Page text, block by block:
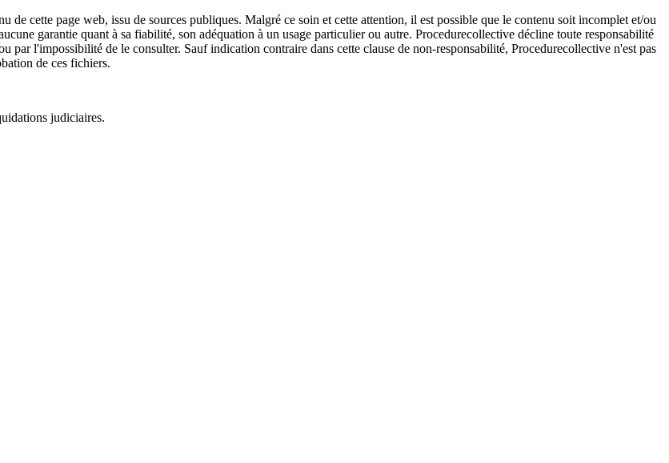
de cette page web, issu de sources publiques. Malgré ce soin et cette attention, il est possible que le contenu soit incomplet et/ou
garantie quant à sa fiabilité, son adéquation à un usage particulier ou autre. Procedurecollective décline toute responsabilité
par l'impossibilité de le consulter. Sauf indication contraire dans cette clause de non-responsabilité, Procedurecollective n'est pas
de ces fichiers.
judiciaires.